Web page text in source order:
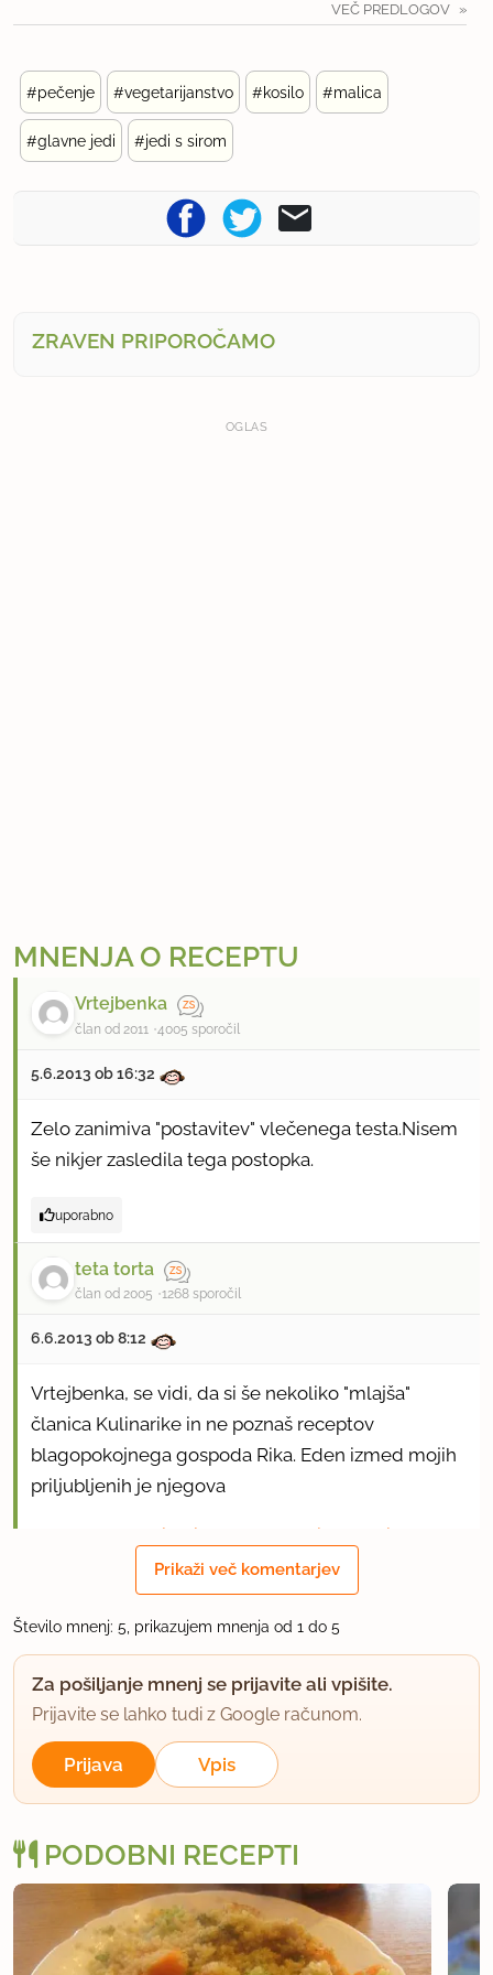
VEČ PREDLOGOV
#pečenje #vegetarijanstvo #kosilo #malica
#glavne jedi #jedi s sirom
ZRAVEN PRIPOROČAMO
OGLAS
MNENJA O RECEPTU
Vrtejbenka
član od 2011 4005 sporočil
5.6.2013 ob 16:32
Zelo zanimiva "postavitev" vlečenega testa.Nisem
še nikjer zasledila tega postopka.
uporabno
teta torta
član od 2005 1268 sporočil
6.6.2013 ob 8:12
Vrtejbenka, se vidi, da si še nekoliko "mlajša"
članica Kulinarike in ne poznaš receptov
blagopokojnega gospoda Rika. Eden izmed mojih
priljubljenih je njegova
http://www.kulinarika.net/recepti/1441/sirove-
uporabno
trac
6.6.2013 ob 8:22
Tako pripravljam sirov burek oz. sirnico, ker se mi
probali tudi opisani nadev.
uporabno
Parizarica
Prikaži več komentarjev
Število mnenj: 5, prikazujem mnenja od 1 do 5
Za pošiljanje mnenj se prijavite ali vpišite.
Prijavite se lahko tudi z Google računom.
Prijava Vpis
PODOBNI RECEPTI